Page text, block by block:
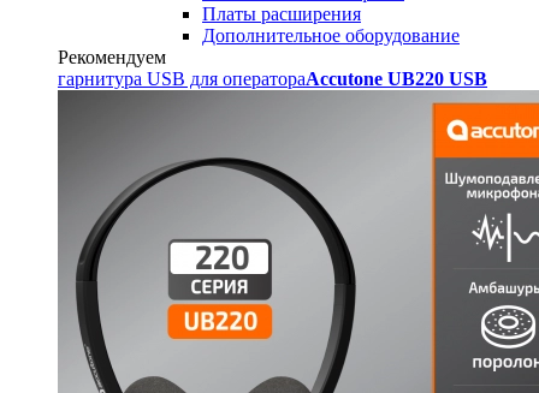
Платы расширения
Дополнительное оборудование
Рекомендуем
гарнитура USB для оператораAccutone UB220 USB